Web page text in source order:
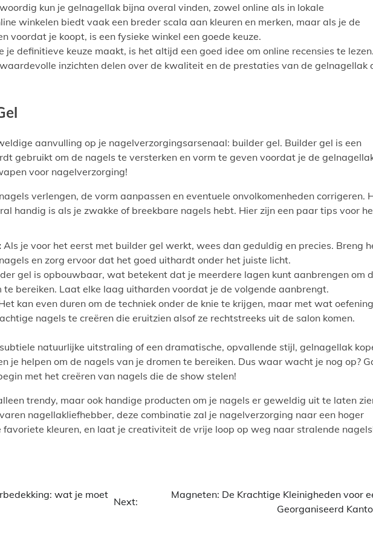
kun je gelnagellak bijna overal vinden, zowel online als in lokale
winkelen biedt vaak een breder scala aan kleuren en merken, maar als je de
voordat je koopt, is een fysieke winkel een goede keuze.
je definitieve keuze maakt, is het altijd een goed idee om online recensies te lezen.
inzichten delen over de kwaliteit en de prestaties van de gelnagellak
aanvulling op je nagelverzorgingsarsenaal: builder gel. Builder gel is een
gebruikt om de nagels te versterken en vorm te geven voordat je de
voor nagelverzorging!
verlengen, de vorm aanpassen en eventuele onvolkomenheden corrigeren.
handig is als je zwakke of breekbare nagels hebt. Hier zijn een paar tips voor
Als je voor het eerst met builder gel werkt, wees dan geduldig en precies. Breng
en zorg ervoor dat het goed uithardt onder het juiste licht.
gel is opbouwbaar, wat betekent dat je meerdere lagen kunt aanbrengen om
bereiken. Laat elke laag uitharden voordat je de volgende aanbrengt.
kan even duren om de techniek onder de knie te krijgen, maar met wat oefening
nagels te creëren die eruitzien alsof ze rechtstreeks uit de salon komen.
natuurlijke uitstraling of een dramatische, opvallende stijl, gelnagellak
je helpen om de nagels van je dromen te bereiken. Dus waar wacht je nog op?
met het creëren van nagels die de show stelen!
trendy, maar ook handige producten om je nagels er geweldig uit te laten
nagellakliefhebber, deze combinatie zal je nagelverzorging naar een hoger
favoriete kleuren, en laat je creativiteit de vrije loop op weg naar stralende
wat je moet
Next:
Magneten: De Krachtige Kleinigheden voor
Georganiseerd